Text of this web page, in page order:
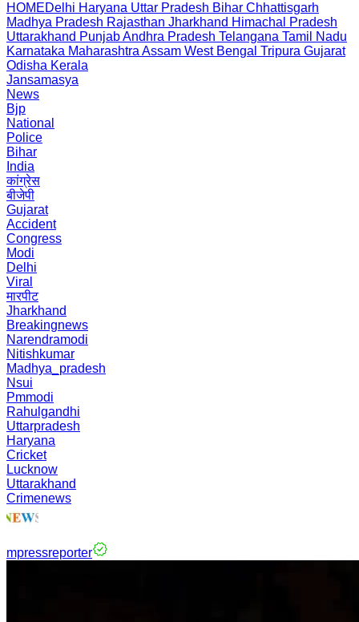
HOMEDelhi Haryana Uttar Pradesh Bihar Chhattisgarh
Madhya Pradesh Rajasthan Jharkhand Himachal Pradesh
Uttarakhand PunjabAndhra Pradesh Telangana Tamil Nadu
Karnataka Maharashtra Assam West Bengal Tripura Gujarat
Odisha Kerala
Jansamasya
News
Bjp
National
Police
Bihar
India
कांग्रेस
बीजेपी
Gujarat
Accident
Congress
Modi
Delhi
Viral
मारपीट
Jharkhand
Breakingnews
Narendramodi
Nitishkumar
Madhya_pradesh
Nsui
Pmmodi
Rahulgandhi
Uttarpradesh
Haryana
Cricket
Lucknow
Uttarakhand
Crimenews
mpressreporter